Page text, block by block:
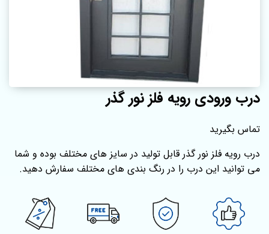
درب ورودی رویه فلز نور گذر
تماس بگیرید
درب رویه فلز نور گذر قابل تولید در سایز های مختلف بوده و شما
می توانید این درب را در رنگ بندی های مختلف سفارش دهید.